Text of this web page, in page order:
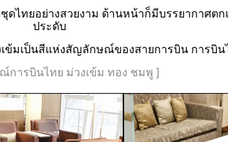
ไทยอย่างสวยงาม ด้านหน้าก็มีบรรยากาศตก
ประดับ
เข้มเป็นสีแห่งสัญลักษณ์ของสายการบิน การบิน
การบินไทย ม่วงเข้ม ทอง ชมพู ]